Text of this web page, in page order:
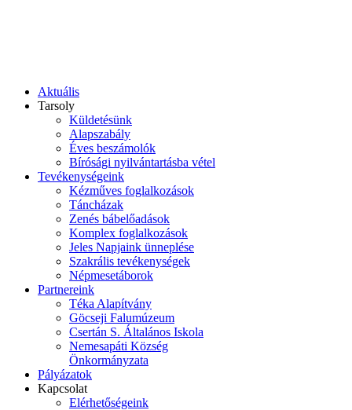
Aktuális
Tarsoly
Küldetésünk
Alapszabály
Éves beszámolók
Bírósági nyilvántartásba vétel
Tevékenységeink
Kézműves foglalkozások
Táncházak
Zenés bábelőadások
Komplex foglalkozások
Jeles Napjaink ünneplése
Szakrális tevékenységek
Népmesetáborok
Partnereink
Téka Alapítvány
Göcseji Falumúzeum
Csertán S. Általános Iskola
Nemesapáti Község
Önkormányzata
Pályázatok
Kapcsolat
Elérhetőségeink